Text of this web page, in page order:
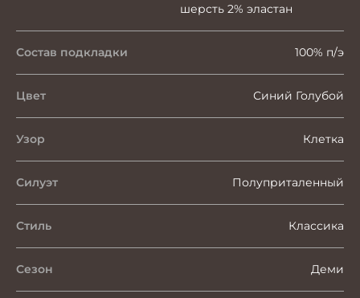
шерсть 2% эластан
Состав подкладки 100% п/э
Цвет Синий Голубой
Узор Клетка
Силуэт Полуприталенный
Стиль Классика
Сезон Деми